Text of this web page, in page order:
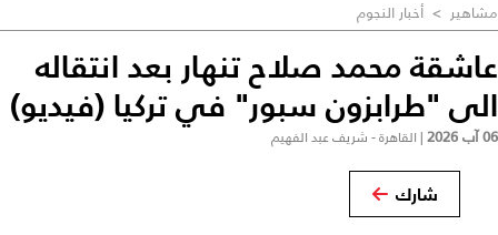
مشاهير > أخبار النجوم
عاشقة محمد صلاح تنهار بعد انتقاله
الى "طرابزون سبور" في تركيا (فيديو)
06 آب 2026 | القاهرة - شريف عبد الفهيم
شارك